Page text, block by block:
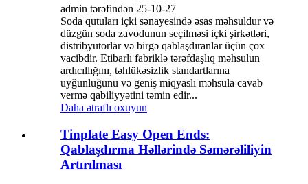
admin tərəfindən 25-10-27
Soda qutuları içki sənayesində əsas məhsuldur və
düzgün soda zavodunun seçilməsi içki şirkətləri,
distribyutorlar və birgə qablaşdıranlar üçün çox
vacibdir. Etibarlı fabriklə tərəfdaşlıq məhsulun
ardıcıllığını, təhlükəsizlik standartlarına
uyğunluğunu və geniş miqyaslı məhsula cavab
vermə qabiliyyətini təmin edir...
Daha ətraflı oxuyun
Tinplate Easy Open Ends:
Qablaşdırma Həllərində Səmərəliliyin
Artırılması